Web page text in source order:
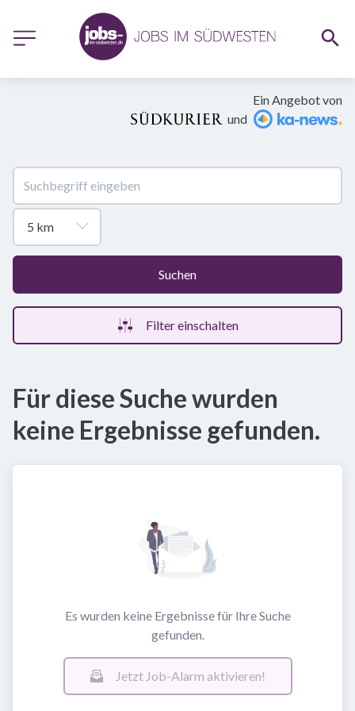
Ein Angebot von
und
Suchen
Filter einschalten
Für diese Suche wurden
keine Ergebnisse gefunden.
Es wurden keine Ergebnisse für Ihre Suche
gefunden.
Jetzt Job-Alarm aktivieren!